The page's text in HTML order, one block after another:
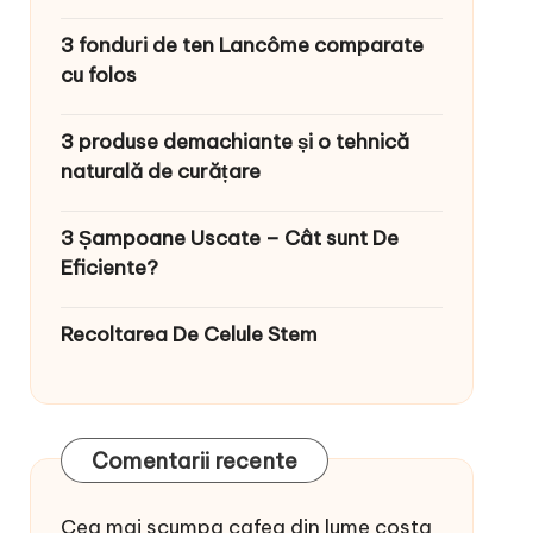
3 fonduri de ten Lancôme comparate
cu folos
3 produse demachiante și o tehnică
naturală de curățare
3 Șampoane Uscate – Cât sunt De
Eficiente?
Recoltarea De Celule Stem
Comentarii recente
Cea mai scumpa cafea din lume costa